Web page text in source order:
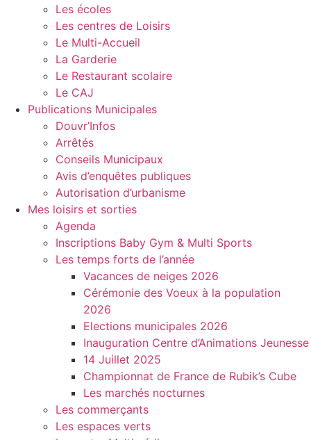
Les écoles
Les centres de Loisirs
Le Multi-Accueil
La Garderie
Le Restaurant scolaire
Le CAJ
Publications Municipales
Douvr’Infos
Arrêtés
Conseils Municipaux
Avis d’enquêtes publiques
Autorisation d’urbanisme
Mes loisirs et sorties
Agenda
Inscriptions Baby Gym & Multi Sports
Les temps forts de l’année
Vacances de neiges 2026
Cérémonie des Voeux à la population
2026
Elections municipales 2026
Inauguration Centre d’Animations Jeunesse
14 Juillet 2025
Championnat de France de Rubik’s Cube
Les marchés nocturnes
Les commerçants
Les espaces verts